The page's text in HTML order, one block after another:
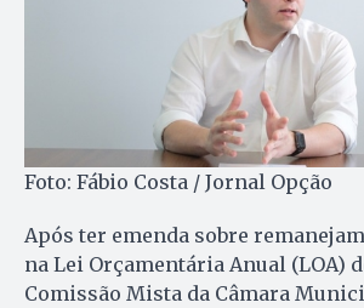
Foto: Fábio Costa / Jornal Opção
Após ter emenda sobre
na Lei Orçamentária Anual (LOA)
Comissão Mista da Câmara